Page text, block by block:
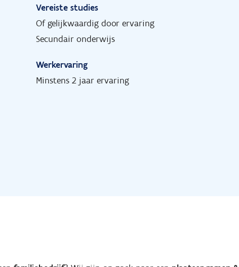
Vereiste studies
Of gelijkwaardig door ervaring
Secundair onderwijs
Werkervaring
Minstens 2 jaar ervaring